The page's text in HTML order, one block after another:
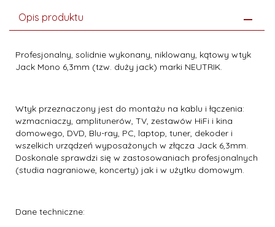
Opis produktu
Profesjonalny, solidnie wykonany, niklowany, kątowy wtyk
Jack Mono 6,3mm (tzw. duży jack) marki NEUTRIK.
Wtyk przeznaczony jest do montażu na kablu i łączenia:
wzmacniaczy, amplitunerów, TV, zestawów HiFi i kina
domowego, DVD, Blu-ray, PC, laptop, tuner, dekoder i
wszelkich urządzeń wyposażonych w złącza Jack 6,3mm.
Doskonale sprawdzi się w zastosowaniach profesjonalnych
(studia nagraniowe, koncerty) jak i w użytku domowym.
Dane techniczne: